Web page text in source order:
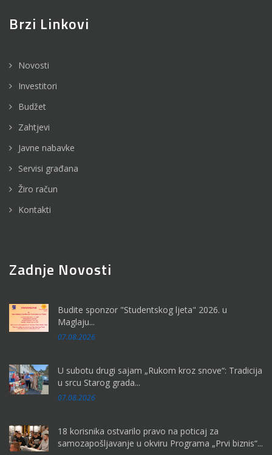
Brzi Linkovi
Novosti
Investitori
Budžet
Zahtjevi
Javne nabavke
Servisi građana
Žiro račun
Kontakti
Zadnje Novosti
Budite sponzor "Studentskog ljeta" 2026. u
Maglaju...
07.08.2026
U subotu drugi sajam „Rukom kroz snove“: Tradicija
u srcu Starog grada...
07.08.2026
18 korisnika ostvarilo pravo na poticaj za
samozapošljavanje u okviru Programa „Prvi biznis“...